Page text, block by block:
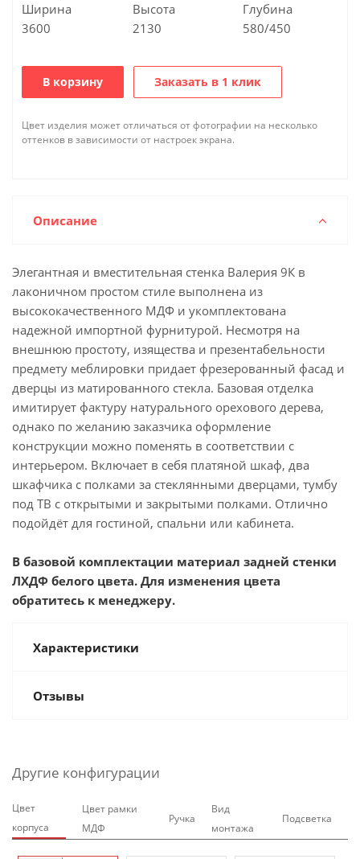
Ширина
3600
Высота
2130
Глубина
580/450
В корзину Заказать в 1 клик
Цвет изделия может отличаться от фотографии на несколько
оттенков в зависимости от настроек экрана.
Описание
Элегантная и вместительная стенка Валерия 9К в
лаконичном простом стиле выполнена из
высококачественного МДФ и укомплектована
надежной импортной фурнитурой. Несмотря на
внешнюю простоту, изящества и презентабельности
предмету меблировки придает фрезерованный фасад и
дверцы из матированного стекла. Базовая отделка
имитирует фактуру натурального орехового дерева,
однако по желанию заказчика оформление
конструкции можно поменять в соответствии с
интерьером. Включает в себя платяной шкаф, два
шкафчика с полками за стеклянными дверцами, тумбу
под ТВ с открытыми и закрытыми полками. Отлично
подойдёт для гостиной, спальни или кабинета.
В базовой комплектации материал задней стенки
ЛХДФ белого цвета. Для изменения цвета
обратитесь к менеджеру.
Характеристики
Отзывы
Другие конфигурации
Цвет
корпуса
Цвет рамки
МДФ
Ручка
Вид
монтажа
Подсветка